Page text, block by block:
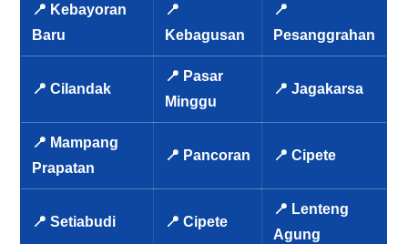
📍 Kebayoran
Baru
📍
Kebagusan
📍
Pesanggrahan
📍 Cilandak
📍 Pasar
Minggu
📍 Jagakarsa
📍 Mampang
Prapatan
📍 Pancoran 📍 Cipete
📍 Setiabudi 📍 Cipete
📍 Lenteng
Agung